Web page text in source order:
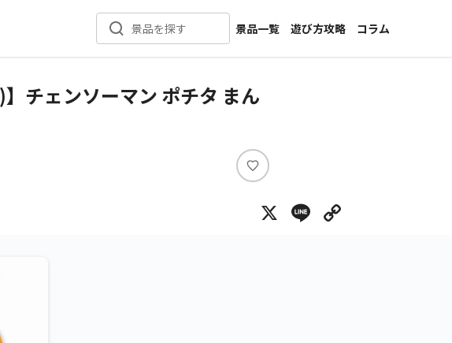
景品を探す
景品一覧
新着景品
カテゴリ一覧
遊び方攻略
コラム
インタビュー
チェンソーマン ポチタ まん
い
ね
X Line